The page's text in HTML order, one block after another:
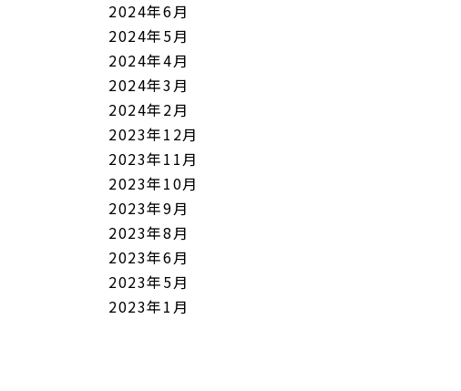
2024年6月
2024年5月
2024年4月
2024年3月
2024年2月
2023年12月
2023年11月
2023年10月
2023年9月
2023年8月
2023年6月
2023年5月
2023年1月